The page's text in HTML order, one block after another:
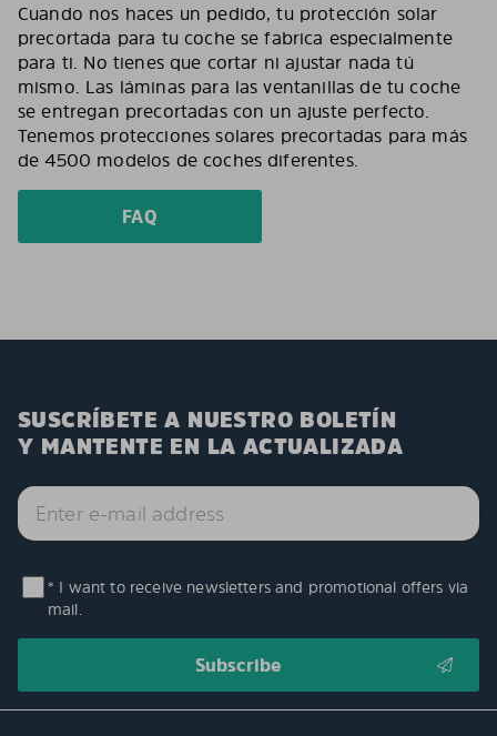
Cuando nos haces un pedido, tu protección solar
precortada para tu coche se fabrica especialmente
para ti. No tienes que cortar ni ajustar nada tú
mismo. Las láminas para las ventanillas de tu coche
se entregan precortadas con un ajuste perfecto.
Tenemos protecciones solares precortadas para más
de 4500 modelos de coches diferentes.
FAQ
SUSCRÍBETE A NUESTRO BOLETÍN
Y MANTENTE EN LA ACTUALIZADA
* I want to receive newsletters and promotional offers via
mail.